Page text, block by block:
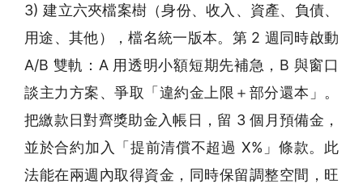
3) 建立六夾檔案樹（身份、收入、資產、負債、
用途、其他），檔名統一版本。第 2 週同時啟動
A/B 雙軌：A 用透明小額短期先補急，B 與窗口
談主力方案、爭取「違約金上限＋部分還本」。
把繳款日對齊獎助金入帳日，留 3 個月預備金，
並於合約加入「提前清償不超過 X%」條款。此
法能在兩週內取得資金，同時保留調整空間，旺